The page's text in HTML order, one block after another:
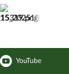
YouTube